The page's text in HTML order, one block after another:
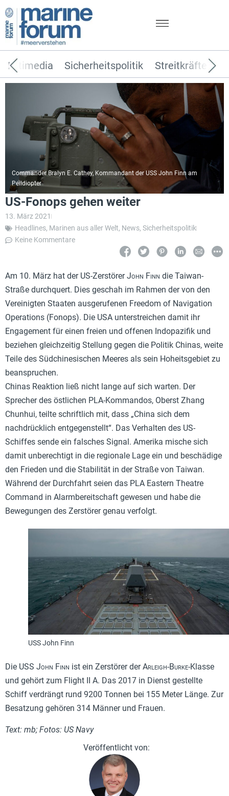
Sicherheitspolitik Streitkräfte
Multimedia
Commander Bralyn E. Cathey, Kommandant der USS John Finn am
Peildiopter
US-Fonops gehen weiter
13. März 2021
Headlines, Marinen aus aller Welt, News, Sicherheitspolitik
Keine Kommentare
Am 10. März hat der US-ZerstörerJohn Finn die Taiwan-
Straße durchquert. Dies geschah im Rahmen der von den
Vereinigten Staaten ausgerufenen Freedom of Navigation
Operations (Fonops). Die USA unterstreichen damit ihr
Engagement für einen freien und offenen Indopazifik und
beziehen gleichzeitig Stellung gegen die Politik Chinas, weite
Teile des Südchinesischen Meeres als sein Hoheitsgebiet zu
beanspruchen.
Chinas Reaktion ließ nicht lange auf sich warten. Der
Sprecher des östlichen PLA-Kommandos, Oberst Zhang
Chunhui, teilte schriftlich mit, dass „China sich dem
nachdrücklich entgegenstellt“. Das Verhalten des US-
Schiffes sende ein falsches Signal. Amerika mische sich
damit unberechtigt in die regionale Lage ein und beschädige
den Frieden und die Stabilität in der Straße von Taiwan.
Während der Durchfahrt seien das PLA Eastern Theatre
Command in Alarmbereitschaft gewesen und habe die
Bewegungen des Zerstörer genau verfolgt.
USS John Finn
Die USS John Finn ist ein Zerstörer derArleigh-Burke-Klasse
und gehört zum Flight II A. Das 2017 in Dienst gestellte
Schiff verdrängt rund 9200 Tonnen bei 155 Meter Länge. Zur
Besatzung gehören 314 Männer und Frauen.
Text: mb; Fotos: US Navy